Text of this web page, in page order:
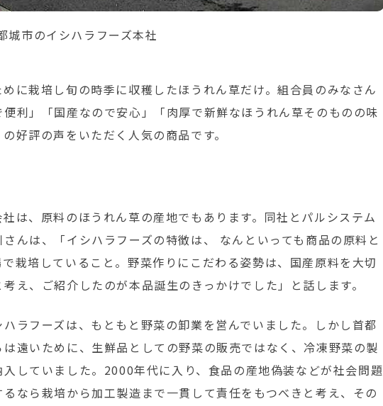
城市のイシハラフーズ本社
に栽培し旬の時季に収穫したほうれん草だけ。組合員のみなさん
利」「国産なので安心」「肉厚で新鮮なほうれん草そのものの味
好評の声をいただく人気の商品です。
は、原料のほうれん草の産地でもあります。同社とパルシステム
んは、「イシハラフーズの特徴は、 なんといっても商品の原料と
栽培していること。野菜作りにこだわる姿勢は、国産原料を大切
え、ご紹介したのが本品誕生のきっかけでした」と話します。
ラフーズは、もともと野菜の卸業を営んでいました。しかし首都
遠いために、生鮮品としての野菜の販売ではなく、冷凍野菜の製
していました。2000年代に入り、食品の産地偽装などが社会問題
なら栽培から加工製造まで一貫して責任をもつべきと考え、その